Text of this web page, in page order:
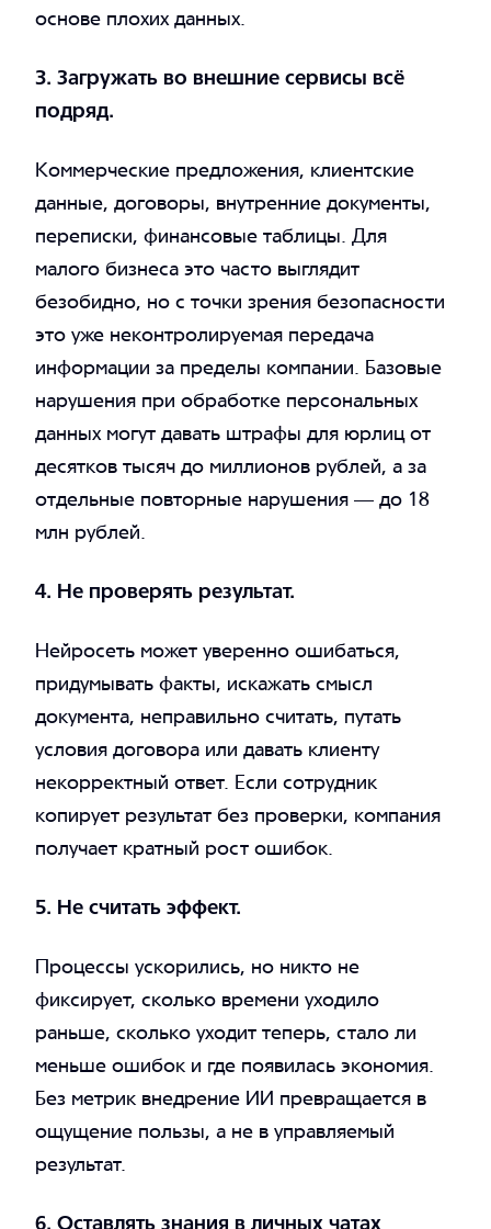
основе плохих данных.
3. Загружать во внешние сервисы всё
подряд.
Коммерческие предложения, клиентские
данные, договоры, внутренние документы,
переписки, финансовые таблицы. Для
малого бизнеса это часто выглядит
безобидно, но с точки зрения безопасности
это уже неконтролируемая передача
информации за пределы компании. Базовые
нарушения при обработке персональных
данных могут давать штрафы для юрлиц от
десятков тысяч до миллионов рублей, а за
отдельные повторные нарушения — до 18
млн рублей.
4. Не проверять результат.
Нейросеть может уверенно ошибаться,
придумывать факты, искажать смысл
документа, неправильно считать, путать
условия договора или давать клиенту
некорректный ответ. Если сотрудник
копирует результат без проверки, компания
получает кратный рост ошибок.
5. Не считать эффект.
Процессы ускорились, но никто не
фиксирует, сколько времени уходило
раньше, сколько уходит теперь, стало ли
меньше ошибок и где появилась экономия.
Без метрик внедрение ИИ превращается в
ощущение пользы, а не в управляемый
результат.
6. Оставлять знания в личных чатах